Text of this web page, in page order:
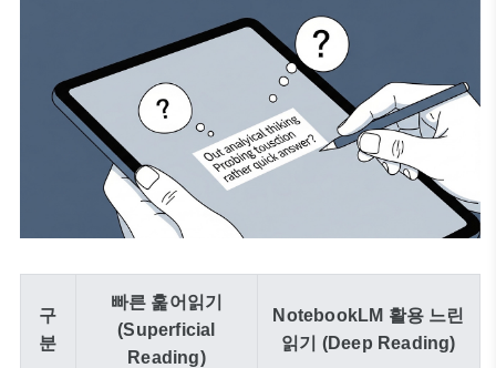
구
분
빠른 훑어읽기
(Superficial
Reading)
NotebookLM 활용 느린
읽기 (Deep Reading)